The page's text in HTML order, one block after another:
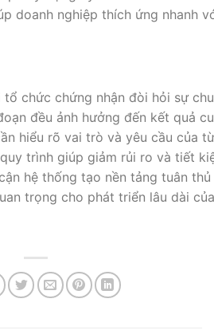
doanh nghiệp thích ứng nhanh
chức chứng nhận đòi hỏi sự
đều ảnh hưởng đến kết quả
hiểu rõ vai trò và yêu cầu của
trình giúp giảm rủi ro và tiết
hệ thống tạo nền tảng tuân thủ
trọng cho phát triển lâu dài của